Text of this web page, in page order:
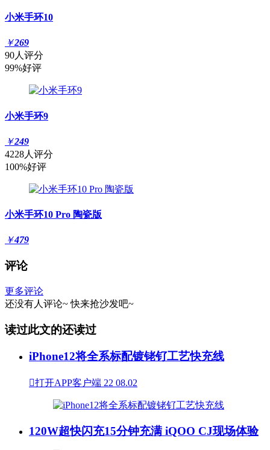
小米手环10
￥269
90人评分
99%好评
小米手环9
￥249
4228人评分
100%好评
小米手环10 Pro 陶瓷版
￥479
评论
更多评论
还没有人评论~ 快来抢沙发吧~
读过此文的还读过
iPhone12将全系标配镀铑钌工艺快充线
打开APP客户端 22 08.02
120W超快闪充15分钟充满 iQOO CJ现场体验